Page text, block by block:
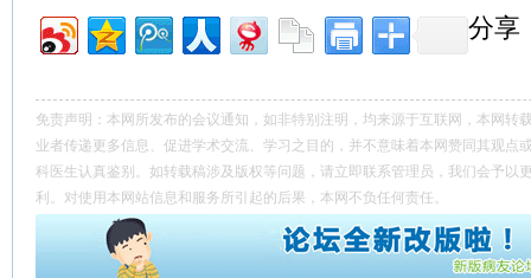
分享
免责声明：本网所发布的会议通知，如非特别注明，均来源于互联网，本网转
业者传递更多信息、促进学术交流、学习之目的，并不意味着本网赞同其观点
科医生认真鉴别。如转载稿涉及版权等问题，请立即联系管理员，我们会予以
利。对使用本网站信息和服务所引起的后果，本网不负任何责任。